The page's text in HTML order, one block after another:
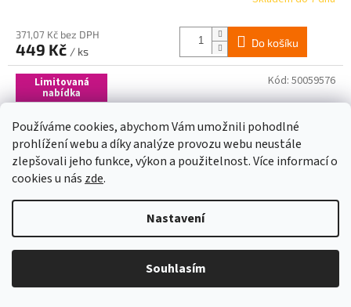
Používáme cookies, abychom Vám umožnili pohodlné
prohlížení webu a díky analýze provozu webu neustále
zlepšovali jeho funkce, výkon a použitelnost. Více informací o
cookies u nás zde.
Nastavení
Souhlasím
371,07 Kč bez DPH
449 Kč / ks
Do košíku
Limitovaná
nabídka
Kód: 50059576